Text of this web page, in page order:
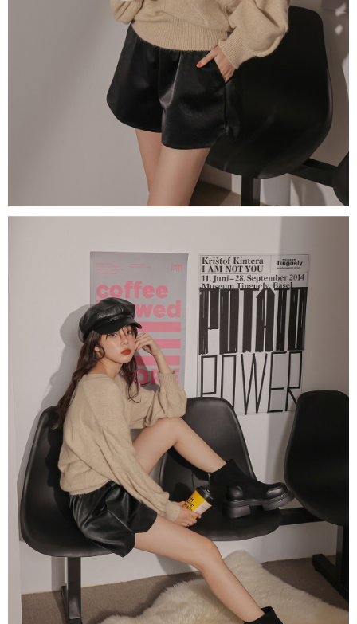
Untuk memenuhi hubungan kontrak yang terjalin melalui persetujuan
penggunaan OP Pay Later, peniaga akan memberikan maklumat peribadi
anda (termasuk nama, nombor telefon, atau alamat) kepada Syarikat bagi
tujuan pengumpulan, pemprosesan dan penggunaan data yang
diperlukan untuk pengebilan ansuran, termasuk pengesahan,
pengesahan semula dan pembetulan.
Untuk terma perkhidmatan penuh, sila rujuk pautan berikut:
" target="_blank" class="link revert-
style">https://oppay.tw/userRule
【Panduan Penggunaan Pembayaran Ansuran Gogo】
1. Perkhidmatan ini disediakan oleh Taiwan Mobile, pengguna telefon
mudah alih boleh segera menggunakan tanpa perlu memohon lagi.
(Hanya untuk nombor langganan peribadi, tidak terbuka untuk syarikat
pesanan ditubuhkan, akan secara automatik dialihkan ke proses
transaksi Gogo, selepas pengesahan nombor telefon, pilih bilangan
ansuran yang diingini, tarikh akhir pembayaran, dan setelah
mengesahkan pembayaran, transaksi akan selesai.
3. Jumlah kelulusan sebenar, bilangan ansuran dan jumlah bayaran
adalah berdasarkan halaman pengesahan transaksi seterusnya.
4. Dalam masa 30 minit selepas pesanan ditubuhkan, jika tidak pergi
untuk mengesahkan transaksi atau jika tidak lulus semakan, pesanan
akan dibatalkan secara automatik. Jika terdapat situasi "pindah untuk
semakan khusus" yang tidak lulus, ini menunjukkan bahawa sistem
penilaian tidak mencukupi, tiada penjelasan mengenai kandungan
penilaian boleh diberikan.
【Penerangan Kaedah Pembayaran】
1. Pembayaran ansuran tidak digabungkan dalam bil telekomunikasi,
"Pembayaran Ansuran Gogo" akan menghantar SMS peringatan
pembayaran selepas tarikh penyelesaian bulanan.
2. Melalui pautan SMS untuk membuka bil, anda boleh memilih untuk
membayar melalui "Kod bar kedai serbaneka / Kedai rasmi Taiwan
Mobile / Pemindahan bank / Pembayaran J街口 / iPASS MONEY" dan
saluran lain.
1. Perkhidmatan ini disediakan oleh "Taiwan Mobile Co., Ltd." untuk
membolehkan pengguna membeli produk atau perkhidmatan melalui
perkhidmatan ini semasa transaksi, dan kedai akan menyerahkan hak
akan menggunakan data peribadi yang dikumpul (termasuk nama
pembeli, no. telefon, nama penerima, no. telefon, alamat penerima) untuk
penggunaan perkhidmatan. Sila rujuk kepada "Penyata Pengumpulan
Data Peribadi, Pemprosesan, Penggunaan"
(https://aftee.tw/privacypolicy/
) untuk maklumat lanjut.
Jumlah yang diperakui untuk pengguna kali pertama yang lulus
kelulusan boleh sehingga NT$10,000. Jika pengguna tidak membuat
pembayaran dalam tempoh tersebut, yuran pembayaran lewat sebanyak
20% setahun akan dikenakan. Pengguna bawah umur dikehendaki
mendapatkan kebenaran daripada ibu bapa atau penjaga yang sah
Sila hubungi NP Taiwan Inc. di cs_tw@netprotections.co.jp
jika anda
mempunyai sebarang kebimbangan mengenai pemprosesan dan
oleh AFTEE, sila jangan gunakan perkhidmatan ini.